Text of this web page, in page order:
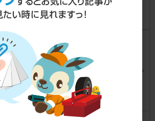
プレマシーのルームランプを１
６チップのＬＥＤに交換
プレマシー
もと部長（みっくん）さん
38
1